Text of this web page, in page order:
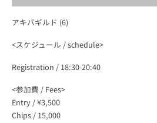
ー
イ
ベ
ン
アキバギルド (6)
<スケジュール / schedule>
Registration / 18:30-20:40
<参加費 / Fees>
Entry / ¥3,500
Chips / 15,000